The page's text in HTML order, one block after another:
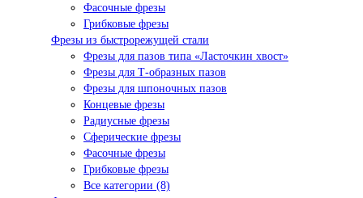
Фасочные фрезы
Грибковые фрезы
Фрезы из быстрорежущей стали
Фрезы для пазов типа «Ласточкин хвост»
Фрезы для Т-образных пазов
Фрезы для шпоночных пазов
Концевые фрезы
Радиусные фрезы
Сферические фрезы
Фасочные фрезы
Грибковые фрезы
Все категории (8)